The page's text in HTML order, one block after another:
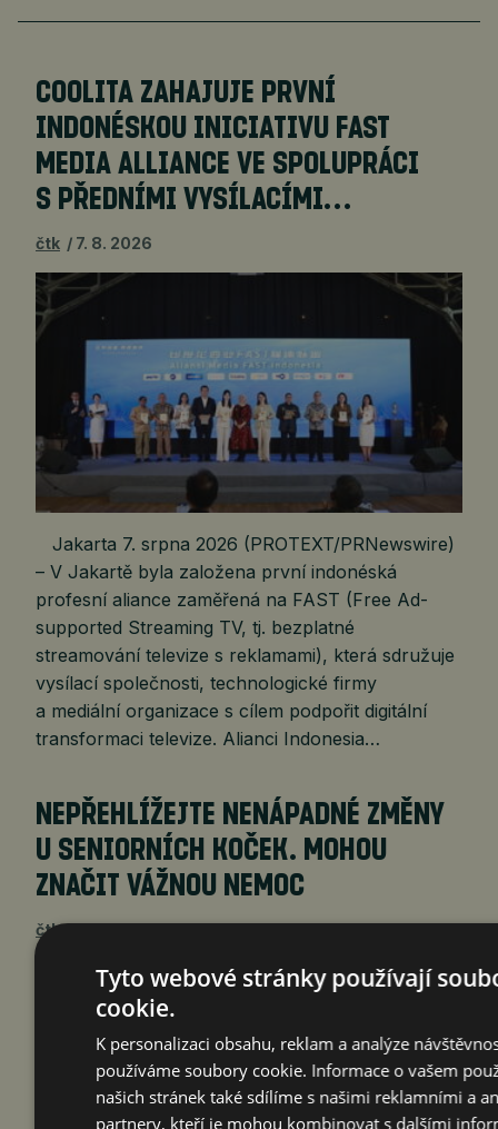
COOLITA ZAHAJUJE PRVNÍ
INDONÉSKOU INICIATIVU FAST
MEDIA ALLIANCE VE SPOLUPRÁCI
S PŘEDNÍMI VYSÍLACÍMI…
čtk 7. 8. 2026
Jakarta 7. srpna 2026 (PROTEXT/PRNewswire)
– V Jakartě byla založena první indonéská
profesní aliance zaměřená na FAST (Free Ad-
supported Streaming TV, tj. bezplatné
streamování televize s reklamami), která sdružuje
vysílací společnosti, technologické firmy
a mediální organizace s cílem podpořit digitální
transformaci televize. Alianci Indonesia…
NEPŘEHLÍŽEJTE NENÁPADNÉ ZMĚNY
U SENIORNÍCH KOČEK. MOHOU
ZNAČIT VÁŽNOU NEMOC
čtk 7. 8. 2026
Praha 7. srpna 2026 (PROTEXT) – Světový den
koček připomíná důležitost péče o jejich zdraví.
U zralých a seniorních koček od sedmi let věku
Tyto webové stránky používají
cookie.
K personalizaci obsahu, reklam a analýze
používáme soubory cookie. Informace o vašem
našich stránek také sdílíme s našimi reklamními a
partnery, kteří je mohou kombinovat s dalšími